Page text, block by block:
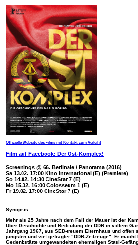
Offizielle Website des Films mit Kontakt zum Verleih!
Film auf Facebook: Der Ost-Komplex!
Screenings @ 66. Berlinale / Panorama (2016)
Sa 13.02. 17:00 Kino International (E) (Premiere)
So 14.02. 14:30 CineStar 7 (E)
Mo 15.02. 16:00 Colosseum 1 (E)
Fr 19.02. 17:00 CineStar 7 (E)
Synopsis:
Mehr als 25 Jahre nach dem Fall der Mauer ist der
Über Geschichte und Bedeutung der DDR in vollem
Jahrgang 1967, aus SED-treuem Elternhaus und offen
jüngsten und viel gefragter "DDR-Zeitzeuge". Er macht
Gedenkstätte umgewandelten ehemaligen Stasi-